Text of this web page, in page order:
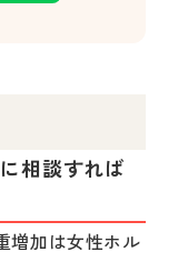
相談すれば
増加は女性ホル